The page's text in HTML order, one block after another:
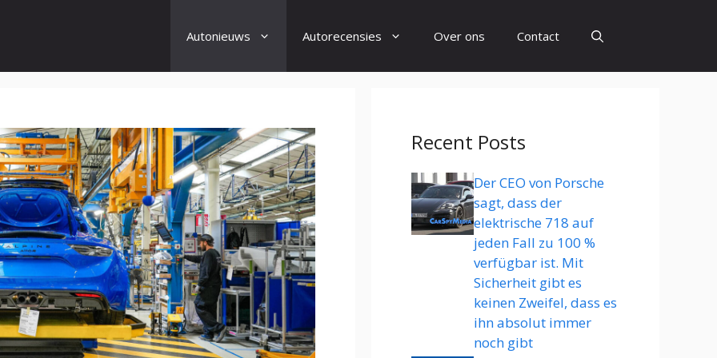
Autonieuws Autorecensies Over ons Contact
Recent Posts
Der CEO von Porsche
sagt, dass der
elektrische 718 auf
jeden Fall zu 100 %
verfügbar ist. Mit
Sicherheit gibt es
keinen Zweifel, dass es
ihn absolut immer
noch gibt